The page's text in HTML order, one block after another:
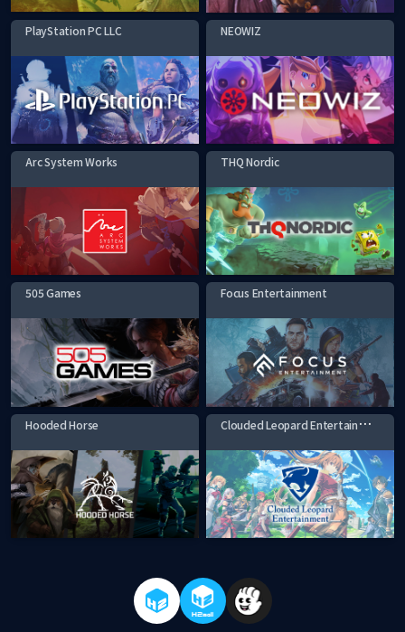
PlayStation PC LLC NEOWIZ
Arc System Works THQ Nordic
505 Games Focus Entertainment
Hooded Horse C
louded Leopard Entertainment